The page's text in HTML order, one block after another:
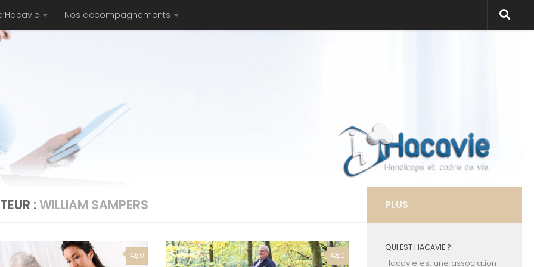
Nos accompagnements
: WILLIAM SAMPERS
0 0
PLUS
QUI EST HACAVIE ?
Hacavie est une association